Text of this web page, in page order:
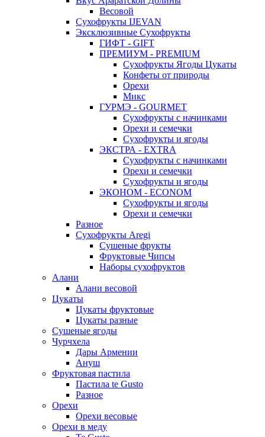
Весовой
Сухофрукты IJEVAN
Эксклюзивные Сухофрукты
ГИФТ - GIFT
ПРЕМИУМ - PREMIUM
Сухофрукты Ягоды Цукаты
Конфеты от природы
Орехи
Микс
ГУРМЭ - GOURMET
Сухофрукты с начинками
Орехи и семечки
Сухофрукты и ягоды
ЭКСТРА - EXTRA
Сухофрукты с начинками
Орехи и семечки
Сухофрукты и ягоды
ЭКОНОМ - ECONOM
Сухофрукты и ягоды
Орехи и семечки
Разное
Сухофрукты Aregi
Сушеные фрукты
Фруктовые Чипсы
Наборы сухофруктов
Алани
Алани весовой
Цукаты
Цукаты фруктовые
Цукаты разные
Сушеные ягоды
Чурчхела
Дары Армении
Ануш
Фруктовая пастила
Пастила te Gusto
Разное
Орехи
Орехи весовые
Орехи в меду